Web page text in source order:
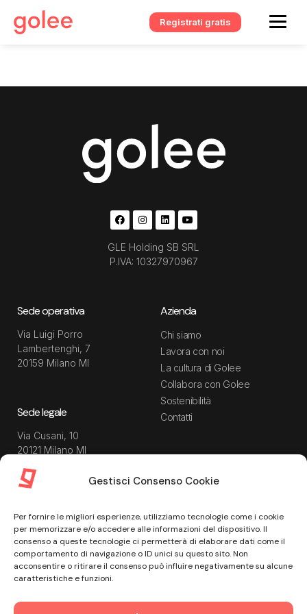
Gestisci Consenso Cookie
Per fornire le migliori esperienze, utilizziamo tecnologie come i cookie
per memorizzare e/o accedere alle informazioni del dispositivo. Il
consenso a queste tecnologie ci permetterà di elaborare dati come il
comportamento di navigazione o ID unici su questo sito. Non
acconsentire o ritirare il consenso può influire negativamente su alcune
caratteristiche e funzioni.
Registrati gratis
GLE Holding SB SRL
P.IVA: 10327970967
Sede operativa
Via Luigi Porro
Lambertenghi, 7
20159 Milano MI
Sede legale
Via Cusani, 10
20121 Milano MI
Azienda
Chi siamo
Lavora con noi
La cultura di Golee
Collabora con Golee
Sostenibilità
Contatti
Guide
Modulistica
Webinar
Centro assistenza
Privacy Policy
Data Processing Agreement
Termini e condizioni di
servizio
Informativa Privacy Recruiting